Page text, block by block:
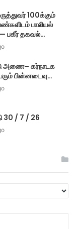
100க்கும்
பாலியல்
பகீர் தகவல்…
அணை– கர்​நாடக
பின்​னடைவு…
30 / 7 / 26